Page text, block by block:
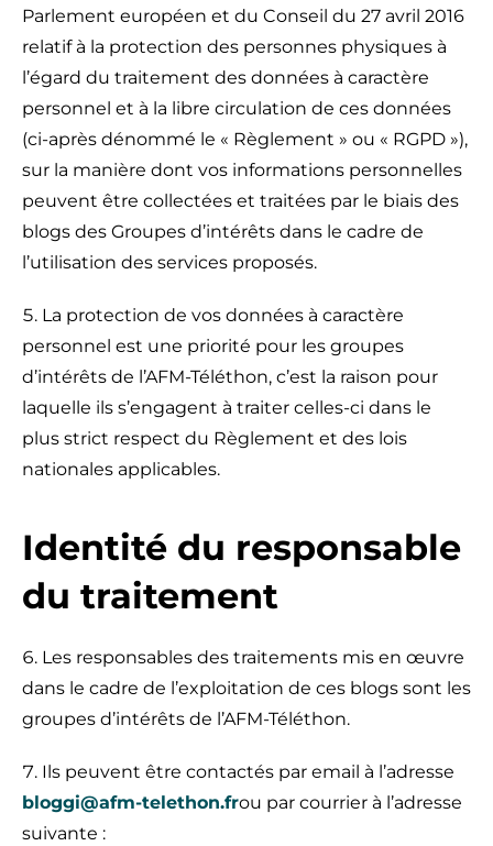
Parlement européen et du Conseil du 27 avril 2016
relatif à la protection des personnes physiques à
l’égard du traitement des données à caractère
personnel et à la libre circulation de ces données
(ci-après dénommé le « Règlement » ou « RGPD »),
sur la manière dont vos informations personnelles
peuvent être collectées et traitées par le biais des
blogs des Groupes d’intérêts dans le cadre de
l’utilisation des services proposés.
La protection de vos données à caractère
personnel est une priorité pour les groupes
d’intérêts de l’AFM-Téléthon, c’est la raison pour
laquelle ils s’engagent à traiter celles-ci dans le
plus strict respect du Règlement et des lois
nationales applicables.
Identité du responsable
du traitement
Les responsables des traitements mis en œuvre
dans le cadre de l’exploitation de ces blogs sont les
groupes d’intérêts de l’AFM-Téléthon.
Ils peuvent être contactés par email à l’adresse
bloggi@afm-telethon.frou par courrier à l’adresse
suivante :